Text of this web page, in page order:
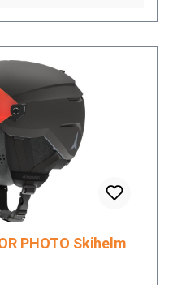
VISOR PHOTO Skihelm